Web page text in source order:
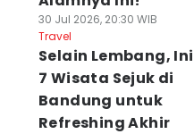
30 Jul 2026, 20:30 WIB
Travel
Selain Lembang, Ini
7 Wisata Sejuk di
Bandung untuk
Refreshing Akhir